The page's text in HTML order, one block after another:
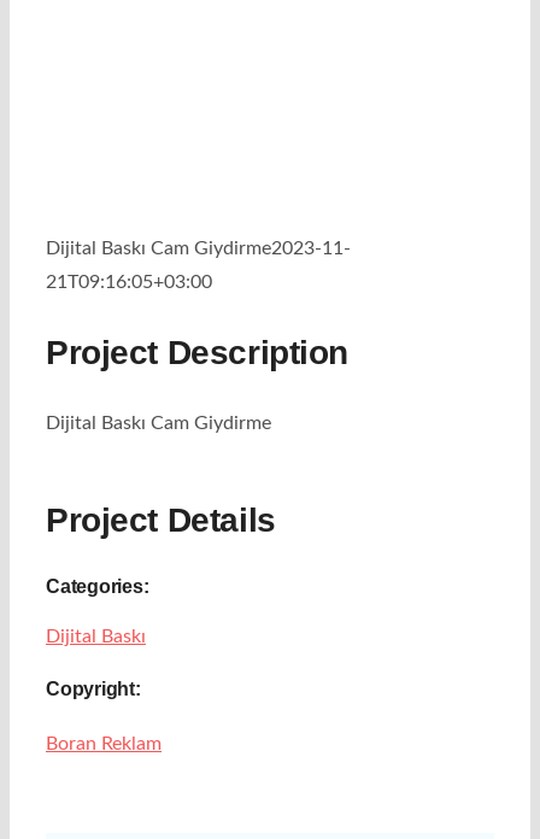
Dijital Baskı Cam Giydirme2023-11-
21T09:16:05+03:00
Project Description
Dijital Baskı Cam Giydirme
Project Details
Categories:
Dijital Baskı
Copyright:
Boran Reklam